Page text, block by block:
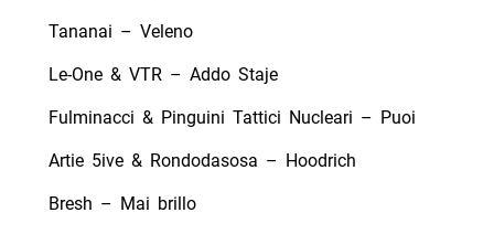
Tananai – Veleno
Le-One & VTR – Addo Staje
Fulminacci & Pinguini Tattici Nucleari – Puoi
Artie 5ive & Rondodasosa – Hoodrich
Bresh – Mai brillo